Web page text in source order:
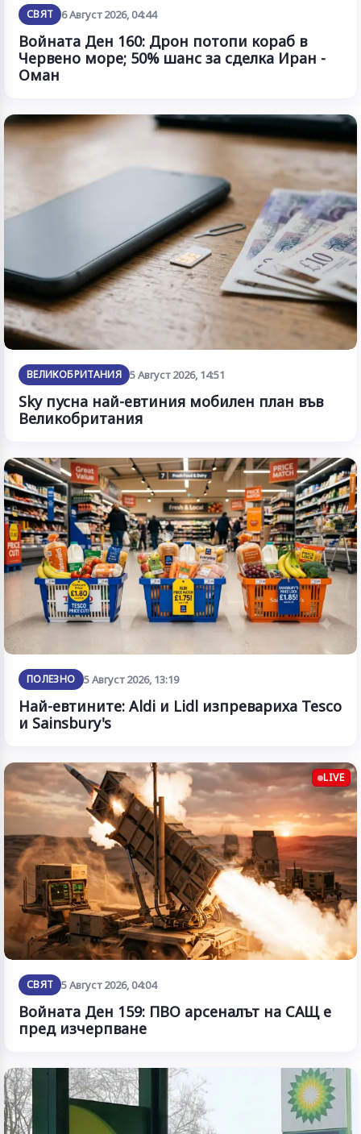
СВЯТ 6 Август 2026, 04:44
Войната Ден 160: Дрон потопи кораб в
Червено море; 50% шанс за сделка Иран -
Оман
ВЕЛИКОБРИТАНИЯ 5 Август 2026, 14:51
Sky пусна най-евтиния мобилен план във
Великобритания
ПОЛЕЗНО 5 Август 2026, 13:19
Най-евтините: Aldi и Lidl изпревариха Tesco
и Sainsbury's
LIVE
СВЯТ 5 Август 2026, 04:04
Войната Ден 159: ПВО арсеналът на САЩ е
пред изчерпване